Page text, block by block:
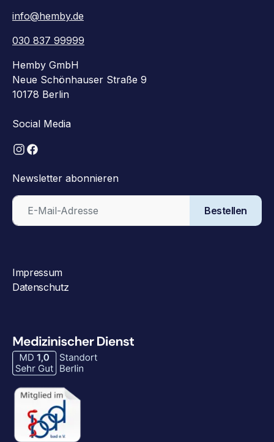
info@hemby.de
030 837 99999
Hemby GmbH
Neue Schönhauser Straße 9
10178 Berlin
Social Media
Newsletter abonnieren
Bestellen
Impressum
Datenschutz